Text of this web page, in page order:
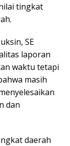
tingkat
SE
laporan
waktu tetapi
masih
dan
daerah